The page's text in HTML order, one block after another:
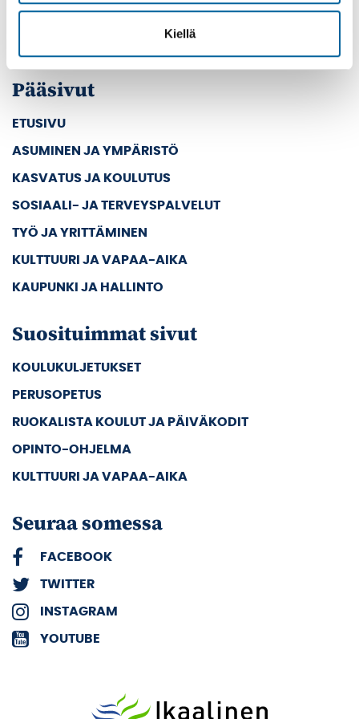
Kiellä
Pääsivut
ETUSIVU
ASUMINEN JA YMPÄRISTÖ
KASVATUS JA KOULUTUS
SOSIAALI- JA TERVEYSPALVELUT
TYÖ JA YRITTÄMINEN
KULTTUURI JA VAPAA-AIKA
KAUPUNKI JA HALLINTO
Suosituimmat sivut
KOULUKULJETUKSET
PERUSOPETUS
RUOKALISTA KOULUT JA PÄIVÄKODIT
OPINTO-OHJELMA
KULTTUURI JA VAPAA-AIKA
Seuraa somessa
FACEBOOK
TWITTER
INSTAGRAM
YOUTUBE